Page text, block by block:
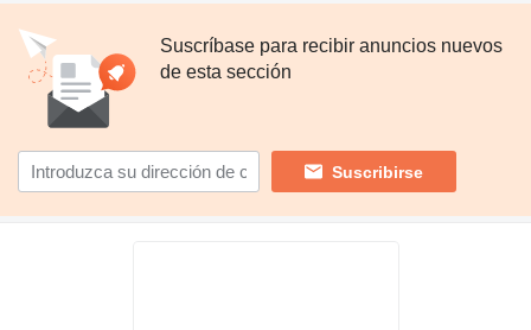
Suscríbase para recibir anuncios nuevos
de esta sección
Suscribirse